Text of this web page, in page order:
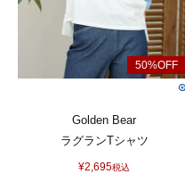
Golden Bear
ラグランTシャツ
¥2,695税込